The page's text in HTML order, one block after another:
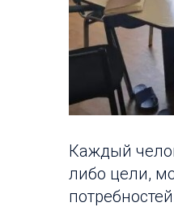
Каждый
либо цели,